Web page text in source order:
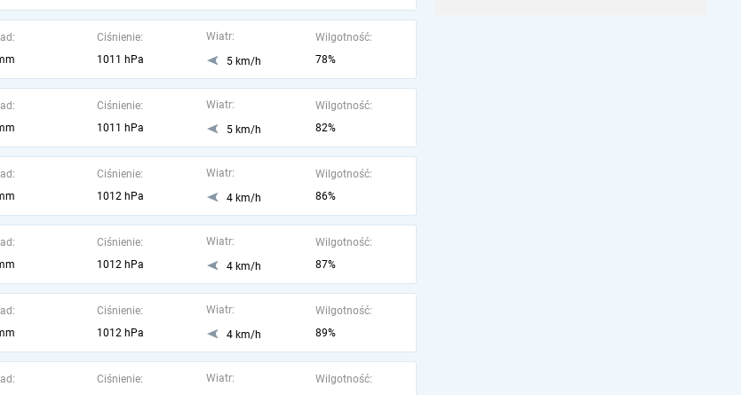
Ciśnienie:
1011 hPa
Wiatr:
5 km/h
Wilgotność:
78%
Ciśnienie:
1011 hPa
Wiatr:
5 km/h
Wilgotność:
82%
Ciśnienie:
1012 hPa
Wiatr:
4 km/h
Wilgotność:
86%
Ciśnienie:
1012 hPa
Wiatr:
4 km/h
Wilgotność:
87%
Ciśnienie:
1012 hPa
Wiatr:
4 km/h
Wilgotność:
89%
Ciśnienie:
Wiatr:
Wilgotność: